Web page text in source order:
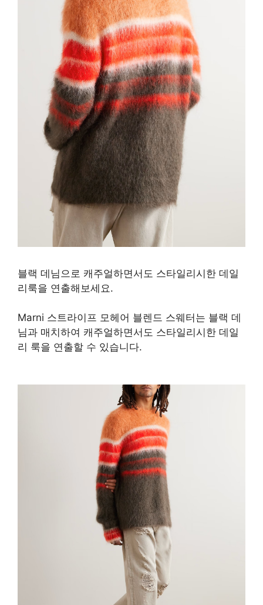
블랙 데님으로 캐주얼하면서도 스타일리시한 데일
리룩을 연출해보세요.
Marni 스트라이프 모헤어 블렌드 스웨터는 블랙 데
님과 매치하여 캐주얼하면서도 스타일리시한 데일
리 룩을 연출할 수 있습니다.